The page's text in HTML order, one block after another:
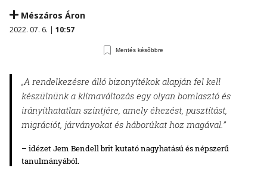
Mészáros Áron
2022. 07. 6. | 10:57
Mentés későbbre
„A rendelkezésre álló bizonyítékok alapján fel kell
készülnünk a klímaváltozás egy olyan bomlasztó és
irányíthatatlan szintjére, amely éhezést, pusztítást,
migrációt, járványokat és háborúkat hoz magával.”
– idézet Jem Bendell brit kutató nagyhatású és népszerű
tanulmányából.